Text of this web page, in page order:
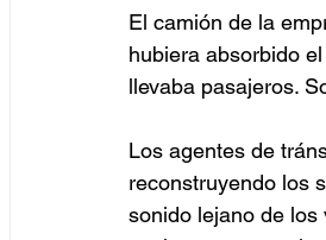
El camión de la
hubiera absorbido
llevaba pasajeros.
Los agentes de
reconstruyendo los
sonido lejano de los